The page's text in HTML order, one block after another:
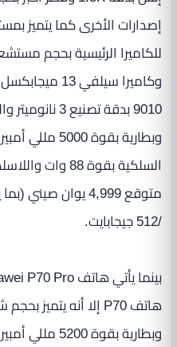
9010 بدقة
وبطارية بقوة
/512 جيجابايت.
وبطارية بقوة